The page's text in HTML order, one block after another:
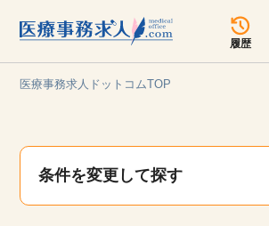
履歴
医療事務求人ドットコムTOP
条件を変更して探す
所在地のエリアを選択してください
各支店担当よりご連絡させていただきます。
関東